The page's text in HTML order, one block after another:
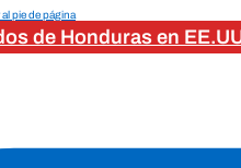
al pie de página
de Honduras en